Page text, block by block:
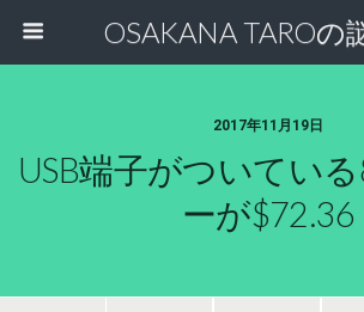
OSAKANA TAROの
2017年11月19日
USB端子がついてい
ーが$72.36